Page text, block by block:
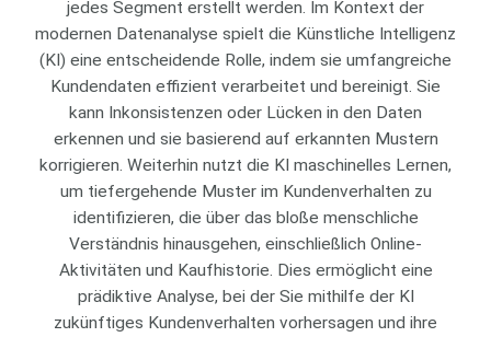
jedes Segment erstellt werden. Im Kontext der
modernen Datenanalyse spielt die Künstliche Intelligenz
(KI) eine entscheidende Rolle, indem sie umfangreiche
Kundendaten effizient verarbeitet und bereinigt. Sie
kann Inkonsistenzen oder Lücken in den Daten
erkennen und sie basierend auf erkannten Mustern
korrigieren. Weiterhin nutzt die KI maschinelles Lernen,
um tiefergehende Muster im Kundenverhalten zu
identifizieren, die über das bloße menschliche
Verständnis hinausgehen, einschließlich Online-
Aktivitäten und Kaufhistorie. Dies ermöglicht eine
prädiktive Analyse, bei der Sie mithilfe der KI
zukünftiges Kundenverhalten vorhersagen und ihre